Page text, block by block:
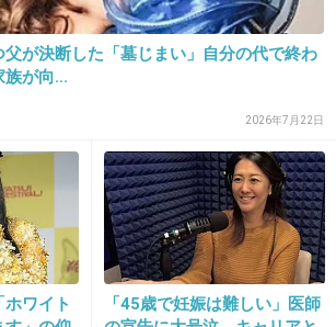
+135 -1
ぐもぐ可愛いけどなぁｗ
+62 -4
父が決断した「墓じまい」自分の代で終わ
族が向...
2026年7月22日
ワイト
「45歳で妊娠は難しい」医師